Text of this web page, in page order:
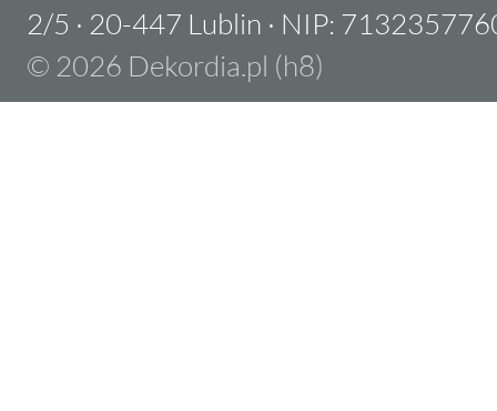
2/5 · 20-447 Lublin · NIP:
© 2026 Dekordia.pl (h8)